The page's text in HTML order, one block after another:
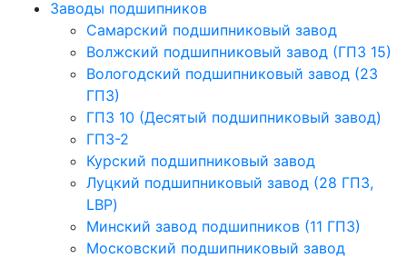
Заводы подшипников
Cамарский подшипниковый завод
Волжский подшипниковый завод (ГПЗ 15)
Вологодский подшипниковый завод (23
ГПЗ)
ГПЗ 10 (Десятый подшипниковый завод)
ГПЗ-2
Курский подшипниковый завод
Луцкий подшипниковый завод (28 ГПЗ,
LBP)
Минский завод подшипников (11 ГПЗ)
Московский подшипниковый завод